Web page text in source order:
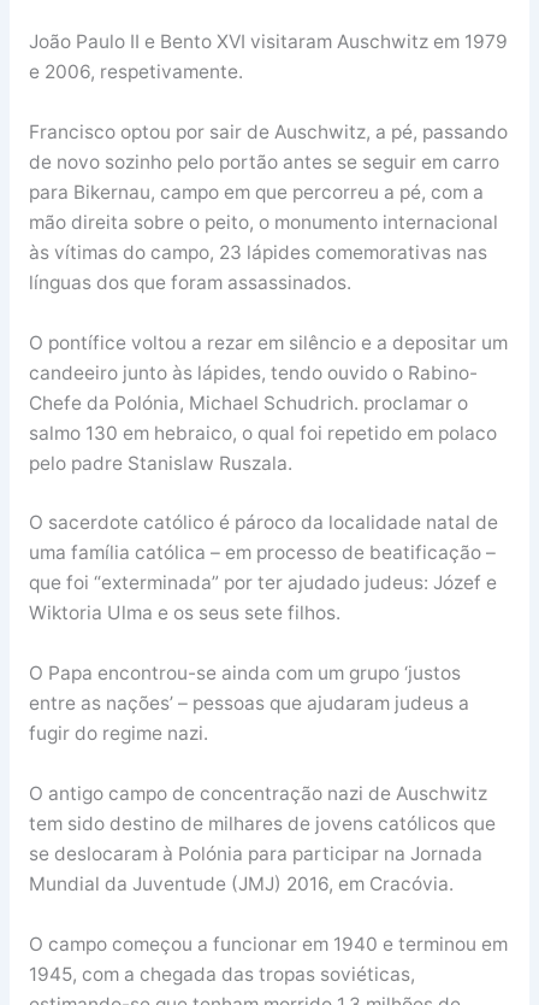
João Paulo II e Bento XVI visitaram Auschwitz em 1979
e 2006, respetivamente.
Francisco optou por sair de Auschwitz, a pé, passando
de novo sozinho pelo portão antes se seguir em carro
para Bikernau, campo em que percorreu a pé, com a
mão direita sobre o peito, o monumento internacional
às vítimas do campo, 23 lápides comemorativas nas
línguas dos que foram assassinados.
O pontífice voltou a rezar em silêncio e a depositar um
candeeiro junto às lápides, tendo ouvido o Rabino-
Chefe da Polónia, Michael Schudrich. proclamar o
salmo 130 em hebraico, o qual foi repetido em polaco
pelo padre Stanislaw Ruszala.
O sacerdote católico é pároco da localidade natal de
uma família católica – em processo de beatificação –
que foi “exterminada” por ter ajudado judeus: Józef e
Wiktoria Ulma e os seus sete filhos.
O Papa encontrou-se ainda com um grupo ‘justos
entre as nações’ – pessoas que ajudaram judeus a
fugir do regime nazi.
O antigo campo de concentração nazi de Auschwitz
tem sido destino de milhares de jovens católicos que
se deslocaram à Polónia para participar na Jornada
Mundial da Juventude (JMJ) 2016, em Cracóvia.
O campo começou a funcionar em 1940 e terminou em
1945, com a chegada das tropas soviéticas,